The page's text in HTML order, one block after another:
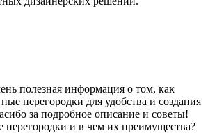
полезная информация о том, как
перегородки для удобства и создания
за подробное описание и советы!
перегородки и в чем их преимущества?